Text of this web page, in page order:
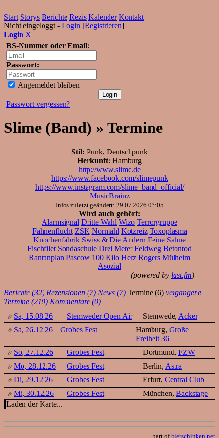
Start Storys Berichte Rezis Kalender Kontakt
Nicht eingeloggt - Login [Registrieren]
Login X
BS-Nummer oder Email:
Passwort:
Angemeldet bleiben
Passwort vergessen?
Slime (Band) » Termine
Stil: Punk, Deutschpunk
Herkunft: Hamburg
http://www.slime.de
https://www.facebook.com/slimepunk
https://www.instagram.com/slime_band_official/
MusicBrainz
Infos zuletzt geändert: 29.07.2026 07:05
Wird auch gehört:
Alarmsignal Dritte Wahl Wizo Terrorgruppe
Fahnenflucht ZSK Normahl Kotzreiz Toxoplasma
Knochenfabrik Swiss & Die Andern Feine Sahne
Fischfilet Sondaschule Drei Meter Feldweg Betontod
Rantanplan Pascow 100 Kilo Herz Rogers Mülheim
Asozial
(powered by last.fm)
Berichte (32) Rezensionen (7) News (7) Termine (6) vergangene
Termine (219) Kommentare (0)
Sa, 15.08.26
Stemweder Open Air Stemwede, Acker
Sa, 26.12.26
Grobes Fest Hamburg, Große
Freiheit 36
So, 27.12.26
Grobes Fest Dortmund, FZW
Mo, 28.12.26
Grobes Fest Berlin, Astra
Di, 29.12.26
Grobes Fest Erfurt, Central Club
Mi, 30.12.26
Grobes Fest München, Backstage
Laden der Karte...
part ofbierschinken.net